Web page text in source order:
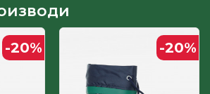
-20% -20%